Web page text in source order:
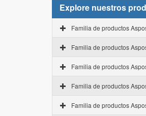
Explore nuestros
Familia de productos
Familia de productos
Familia de productos
Familia de productos
Familia de productos